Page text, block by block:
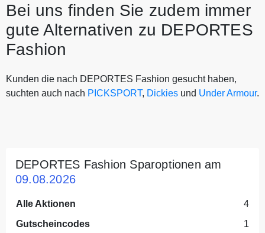
Bei uns finden Sie zudem immer
gute Alternativen zu DEPORTES
Fashion
Kunden die nach DEPORTES Fashion gesucht haben,
suchten auch nach PICKSPORT, Dickies und Under Armour.
DEPORTES Fashion Sparoptionen am
09.08.2026
Alle Aktionen
4
Gutscheincodes
1